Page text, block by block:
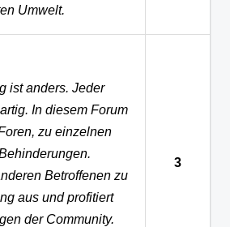
Umwelt.
ist anders. Jeder
In diesem Forum
zu einzelnen
Betroffenen zu
aus und profitiert
der Community.
3